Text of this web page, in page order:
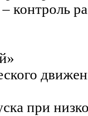
контроль
при